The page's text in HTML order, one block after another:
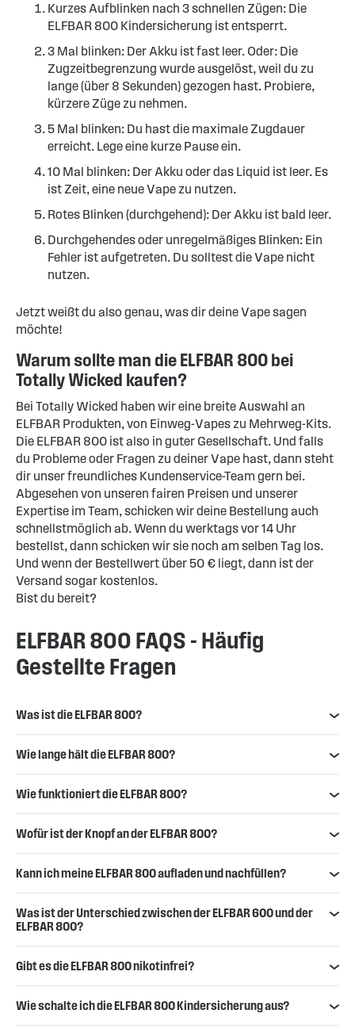
Kurzes Aufblinken nach 3 schnellen Zügen: Die
ELFBAR 800 Kindersicherung ist entsperrt.
3 Mal blinken: Der Akku ist fast leer. Oder: Die
Zugzeitbegrenzung wurde ausgelöst, weil du zu
lange (über 8 Sekunden) gezogen hast. Probiere,
kürzere Züge zu nehmen.
5 Mal blinken: Du hast die maximale Zugdauer
erreicht. Lege eine kurze Pause ein.
10 Mal blinken: Der Akku oder das Liquid ist leer. Es
ist Zeit, eine neue Vape zu nutzen.
Rotes Blinken (durchgehend): Der Akku ist bald leer.
Durchgehendes oder unregelmäßiges Blinken: Ein
Fehler ist aufgetreten. Du solltest die Vape nicht
nutzen.
Jetzt weißt du also genau, was dir deine Vape sagen
möchte!
Warum sollte man die ELFBAR 800 bei
Totally Wicked kaufen?
Bei Totally Wicked haben wir eine breite Auswahl an
ELFBAR Produkten, von Einweg-Vapes zu Mehrweg-Kits.
Die ELFBAR 800 ist also in guter Gesellschaft. Und falls
du Probleme oder Fragen zu deiner Vape hast, dann steht
dir unser freundliches Kundenservice-Team gern bei.
Abgesehen von unseren fairen Preisen und unserer
Expertise im Team, schicken wir deine Bestellung auch
schnellstmöglich ab. Wenn du werktags vor 14 Uhr
bestellst, dann schicken wir sie noch am selben Tag los.
Und wenn der Bestellwert über 50 € liegt, dann ist der
Versand sogar kostenlos.
Bist du bereit?
ELFBAR 800 FAQS - Häufig
Gestellte Fragen
Was ist die ELFBAR 800?
Wie lange hält die ELFBAR 800?
Wie funktioniert die ELFBAR 800?
Wofür ist der Knopf an der ELFBAR 800?
Kann ich meine ELFBAR 800 aufladen und nachfüllen?
Was ist der Unterschied zwischen der ELFBAR 600 und der
ELFBAR 800?
Gibt es die ELFBAR 800 nikotinfrei?
Wie schalte ich die ELFBAR 800 Kindersicherung aus?